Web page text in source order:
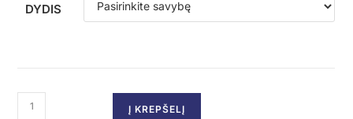
DYDIS
Į KREPŠELĮ